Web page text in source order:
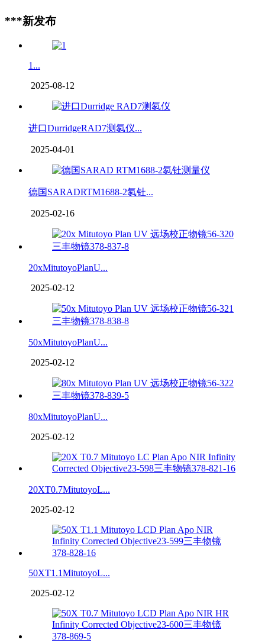
***新发布
1...
2025-08-12
进口DurridgeRAD7测氡仪...
2025-04-01
德国SARADRTM1688-2氡钍...
2025-02-16
20xMitutoyoPlanU...
2025-02-12
50xMitutoyoPlanU...
2025-02-12
80xMitutoyoPlanU...
2025-02-12
20XT0.7MitutoyoL...
2025-02-12
50XT1.1MitutoyoL...
2025-02-12